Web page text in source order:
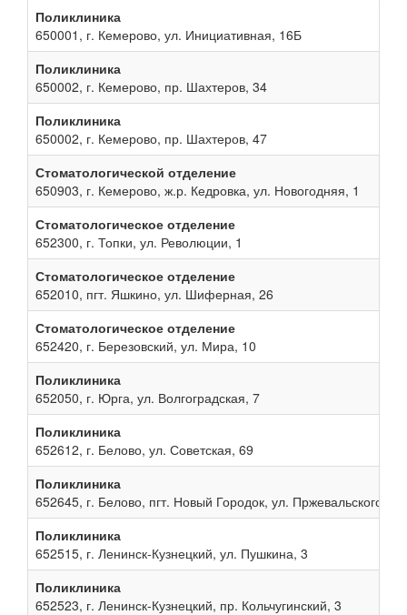
Поликлиника
650001, г. Кемерово, ул. Инициативная, 16Б
Поликлиника
650002, г. Кемерово, пр. Шахтеров, 34
Поликлиника
650002, г. Кемерово, пр. Шахтеров, 47
Стоматологической отделение
650903, г. Кемерово, ж.р. Кедровка, ул. Новогодняя, 1
Стоматологическое отделение
652300, г. Топки, ул. Революции, 1
Стоматологическое отделение
652010, пгт. Яшкино, ул. Шиферная, 26
Стоматологическое отделение
652420, г. Березовский, ул. Мира, 10
Поликлиника
652050, г. Юрга, ул. Волгоградская, 7
Поликлиника
652612, г. Белово, ул. Советская, 69
Поликлиника
652645, г. Белово, пгт. Новый Городок, ул. Пржевальского, 13
Поликлиника
652515, г. Ленинск-Кузнецкий, ул. Пушкина, 3
Поликлиника
652523, г. Ленинск-Кузнецкий, пр. Кольчугинский, 3